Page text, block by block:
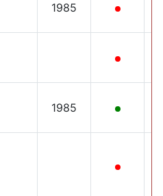
1985
1985